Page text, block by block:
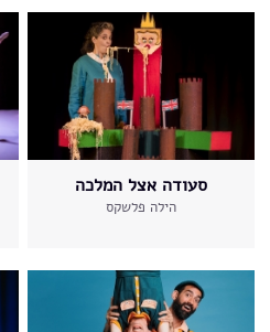
סעודה אצל המלכה
הילה פלשקס